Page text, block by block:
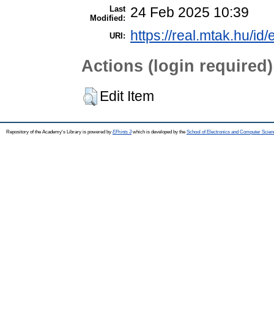
Last
Modified:
24 Feb 2025 10:39
URI: https://real.mtak.hu/id/
Actions (login required)
Edit Item
Repository of the Academy's Library is powered by EPrints 3which is developed by the School of Electronics and Computer